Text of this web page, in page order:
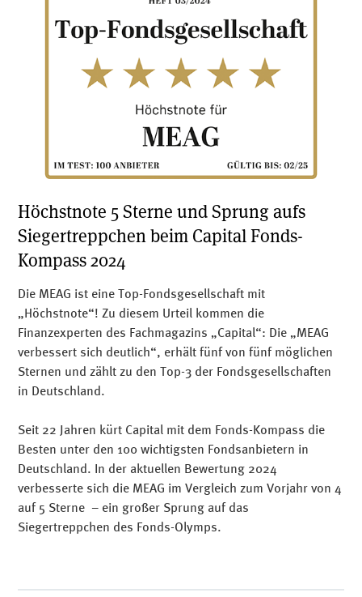
Höchstnote 5 Sterne und Sprung aufs
Siegertreppchen beim Capital Fonds-
Kompass 2024
Die MEAG ist eine Top-Fondsgesellschaft mit
„Höchstnote“! Zu diesem Urteil kommen die
Finanzexperten des Fachmagazins „Capital“: Die „MEAG
verbessert sich deutlich“, erhält fünf von fünf möglichen
Sternen und zählt zu den Top-3 der Fondsgesellschaften
in Deutschland.
Seit 22 Jahren kürt Capital mit dem Fonds-Kompass die
Besten unter den 100 wichtigsten Fondsanbietern in
Deutschland. In der aktuellen Bewertung 2024
verbesserte sich die MEAG im Vergleich zum Vorjahr von 4
auf 5 Sterne – ein großer Sprung auf das
Siegertreppchen des Fonds-Olymps.